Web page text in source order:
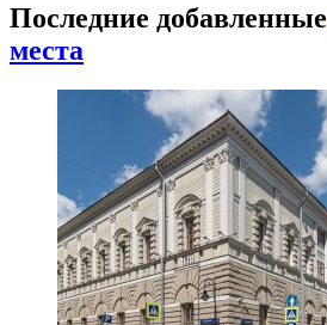
Последние добавленные
места